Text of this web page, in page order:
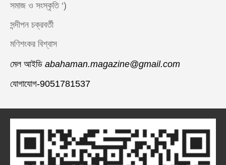
সমাজ ও সংস্কৃতি ‘)
সন্দীপন চক্রবর্তী
মণিশংকর বিশ্বাস
মেল আইডি abahaman.magazine@gmail.com
যোগাযোগ-9051781537